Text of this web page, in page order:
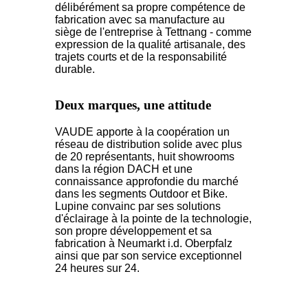
délibérément sa propre compétence de
fabrication avec sa manufacture au
siège de l'entreprise à Tettnang - comme
expression de la qualité artisanale, des
trajets courts et de la responsabilité
durable.
Deux marques, une attitude
VAUDE apporte à la coopération un
réseau de distribution solide avec plus
de 20 représentants, huit showrooms
dans la région DACH et une
connaissance approfondie du marché
dans les segments Outdoor et Bike.
Lupine convainc par ses solutions
d'éclairage à la pointe de la technologie,
son propre développement et sa
fabrication à Neumarkt i.d. Oberpfalz
ainsi que par son service exceptionnel
24 heures sur 24.